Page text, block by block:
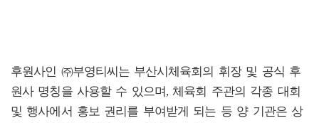
후원사인 ㈜부영티씨는 부산시체육회의 휘장 및 공식 후
원사 명칭을 사용할 수 있으며, 체육회 주관의 각종 대회
및 행사에서 홍보 권리를 부여받게 되는 등 양 기관은 상